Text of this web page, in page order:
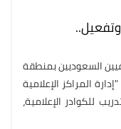
وتفعيل..
السعوديين بمنطقة
المراكز الإعلامية
للكوادر الإعلامية،